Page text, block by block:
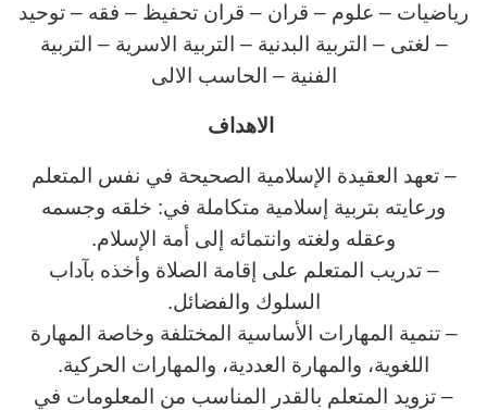
رياضيات – علوم – قران – قران تحفيظ – فقه – توحيد
– لغتى – التربية البدنية – التربية الاسرية – التربية
الفنية – الحاسب الالى
الاهداف
– تعهد العقيدة الإسلامية الصحيحة في نفس المتعلم
ورعايته بتربية إسلامية متكاملة في: خلقه وجسمه
وعقله ولغته وانتمائه إلى أمة الإسلام.
– تدريب المتعلم على إقامة الصلاة وأخذه بآداب
السلوك والفضائل.
– تنمية المهارات الأساسية المختلفة وخاصة المهارة
اللغوية، والمهارة العددية، والمهارات الحركية.
– تزويد المتعلم بالقدر المناسب من المعلومات في